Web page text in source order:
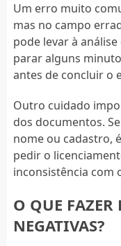
Um erro muito
mas no campo
pode levar à
parar alguns
antes de concluir o
Outro cuidado
dos documentos.
nome ou cadastro,
pedir o
inconsistência com
O QUE FAZER
NEGATIVAS?